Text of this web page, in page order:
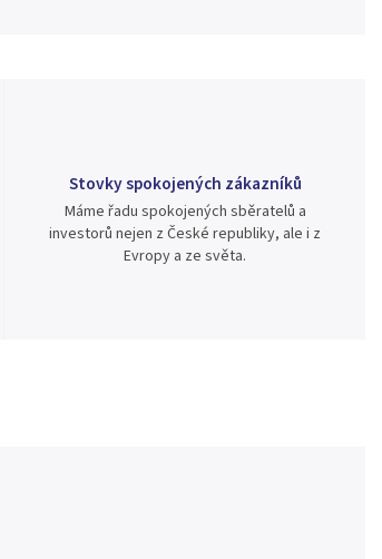
Stovky spokojených zákazníků
Máme řadu spokojených sběratelů a
investorů nejen z České republiky, ale i z
Evropy a ze světa.